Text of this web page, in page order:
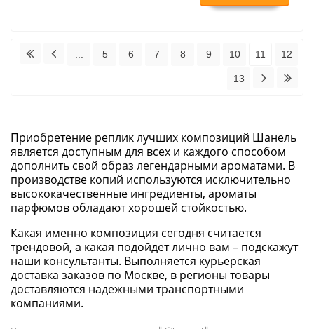
5 6 7 8 9 10 11 12
13
Приобретение реплик лучших композиций Шанель
является доступным для всех и каждого способом
дополнить свой образ легендарными ароматами. В
производстве копий используются исключительно
высококачественные ингредиенты, ароматы
парфюмов обладают хорошей стойкостью.
Какая именно композиция сегодня считается
трендовой, а какая подойдет лично вам – подскажут
наши консультанты. Выполняется курьерская
доставка заказов по Москве, в регионы товары
доставляются надежными транспортными
компаниями.